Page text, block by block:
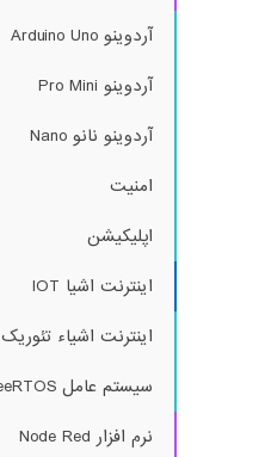
آردوینو Arduino Uno
آردوینو Pro Mini
آردوینو نانو Nano
امنیت
اپلیکیشن
اینترنت اشیا IOT
اینترنت اشیاء تئوریک
سیستم عامل FreeRTOS
نرم افزار Node Red